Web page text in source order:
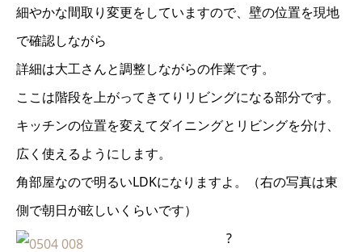
細やかな間取り変更をしていますので、壁の位置を現地
で確認しながら
詳細は大工さんと調整しながらの作業です。
ここは階段を上がってきてりリビングになる部分です。
キッチンの位置を変えてダイニングとリビングを分け、
広く使えるようにします。
角部屋なので明るいLDKになりますよ。（右の写真は東
側で朝日が眩しいくらいです）
?